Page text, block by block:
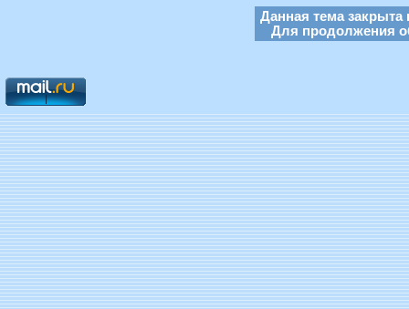
Данная тема закрыта
Для продолжения